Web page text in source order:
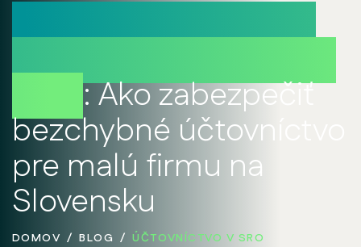
Najčastejšie chyby a
riešenia v účtovníctve
: Ako zabezpečiť
bezchybné účtovníctvo
pre malú firmu na
Slovensku
DOMOV BLOG ÚČTOVNÍCTVO V SRO